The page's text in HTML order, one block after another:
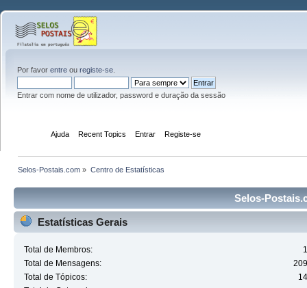
Por favor entre ou registe-se
Entrar com nome de utilizador, password e duração da sessão
Ajuda Recent Topics Entrar Registe-se
Selos-Postais.com » Centro de Estatísticas
Selos-
Estatísticas Gerais
Total de Membros:
Total de Mensagens:
Total de Tópicos: